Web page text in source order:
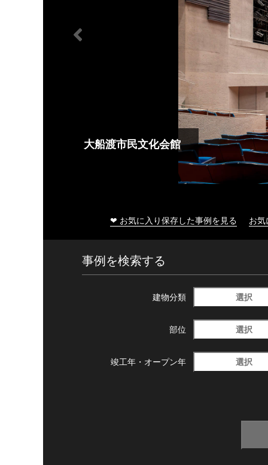
大船渡市民文化会館
❤ お気に入り保存した事例を見る お
事例を検索する
建物分類 選択
部位 選択
竣工年・ オープン年 選択